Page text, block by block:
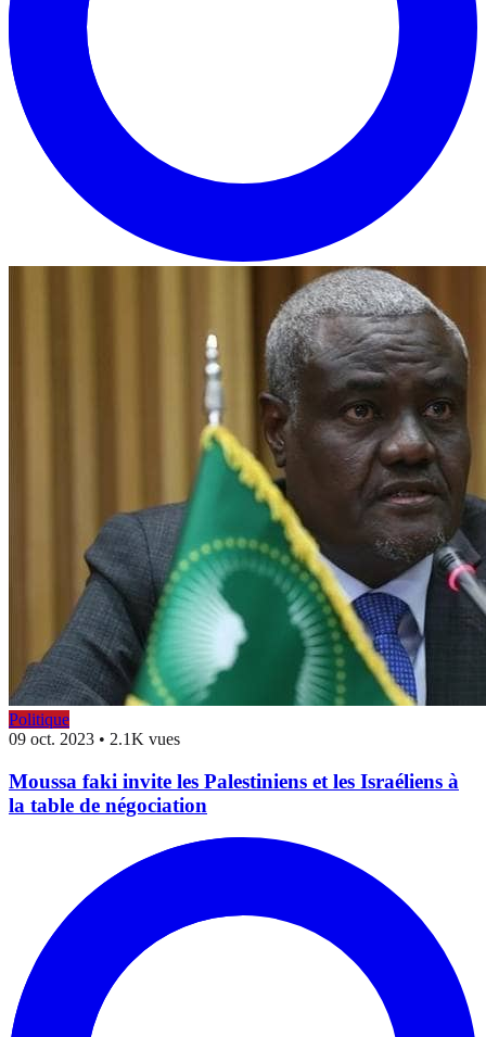
Politique
09 oct. 2023 • 2.1K vues
Moussa faki invite les Palestiniens et les Israéliens à
la table de négociation